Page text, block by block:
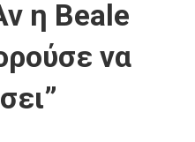
η Beale
να